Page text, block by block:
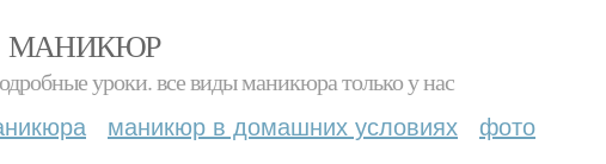
МАНИКЮР
уроки. все виды маникюра только у нас
маникюр в домашних условиях фото